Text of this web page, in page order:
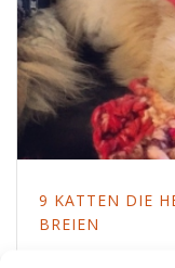
9 KATTEN DIE
BREIEN